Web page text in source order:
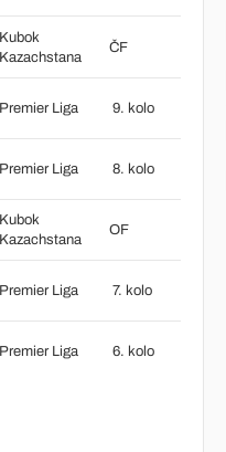
Kubok
Kazachstana
ČF
Premier Liga 9. kolo
Premier Liga 8. kolo
Kubok
Kazachstana
OF
Premier Liga 7. kolo
Premier Liga 6. kolo